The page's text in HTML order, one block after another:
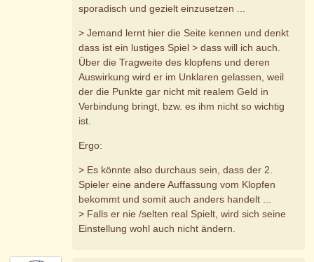
sporadisch und gezielt einzusetzen ...
> Jemand lernt hier die Seite kennen und denkt
dass ist ein lustiges Spiel > dass will ich auch.
Über die Tragweite des klopfens und deren
Auswirkung wird er im Unklaren gelassen, weil
der die Punkte gar nicht mit realem Geld in
Verbindung bringt, bzw. es ihm nicht so wichtig
ist.
Ergo:
> Es könnte also durchaus sein, dass der 2.
Spieler eine andere Auffassung vom Klopfen
bekommt und somit auch anders handelt ...
> Falls er nie /selten real Spielt, wird sich seine
Einstellung wohl auch nicht ändern.